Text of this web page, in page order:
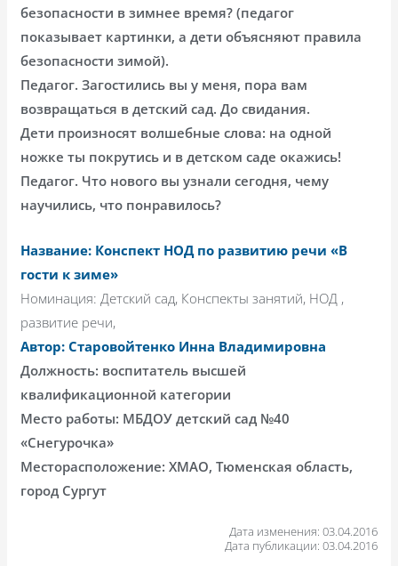
безопасности в зимнее время? (педагог
показывает картинки, а дети объясняют правила
безопасности зимой).
Педагог. Загостились вы у меня, пора вам
возвращаться в детский сад. До свидания.
Дети произносят волшебные слова: на одной
ножке ты покрутись и в детском саде окажись!
Педагог. Что нового вы узнали сегодня, чему
научились, что понравилось?
Название: Конспект НОД по развитию речи «В
гости к зиме»
Номинация: Детский сад, Конспекты занятий, НОД ,
развитие речи,
Автор: Старовойтенко Инна Владимировна
Должность: воспитатель высшей
квалификационной категории
Место работы: МБДОУ детский сад №40
«Снегурочка»
Месторасположение: ХМАО, Тюменская область,
город Сургут
Дата изменения: 03.04.2016
Дата публикации: 03.04.2016